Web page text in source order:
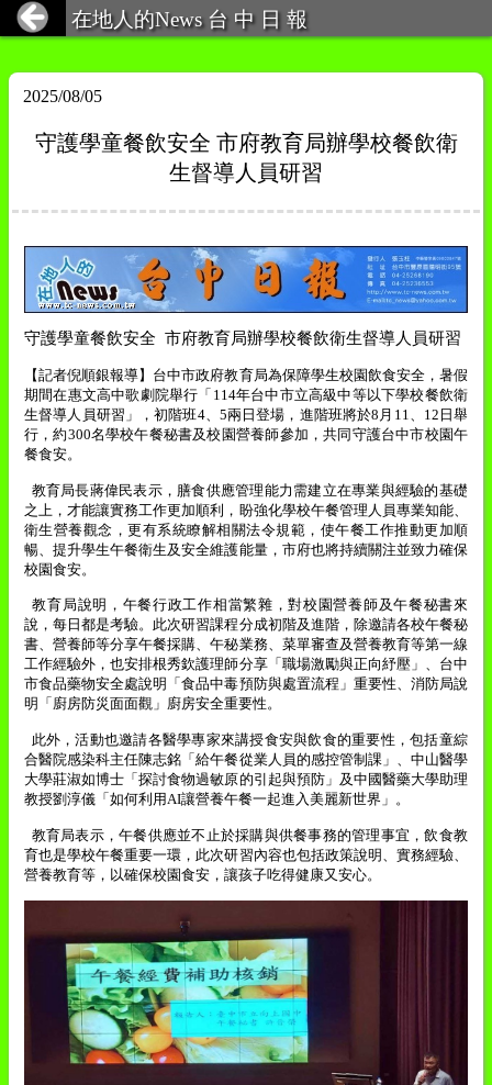
在地人的News 台 中 日 報
2025/08/05
守護學童餐飲安全 市府教育局辦學校餐飲衛
生督導人員研習
守護學童餐飲安全 市府教育局辦學校餐飲衛生督導人員研習
【記者倪順銀報導】台中市政府教育局為保障學生校園飲食安全，暑假
期間在惠文高中歌劇院舉行「 114年台中市立高級中等以下學校餐飲衛
生督導人員研習」，初階班4、 5兩日登場，進階班將於8 月 11 12 日舉
行，約300名學校午餐秘書及校園營養師參加，共同守護台中市校園午
餐食安。
教育局長蔣偉民表示，膳食供應管理能力需建立在專業與經驗的基礎
之上，才能讓實務工作更加順利，盼強化學校午餐管理人員專業知能、
衛生營養觀念，更有系統瞭解相關法令規範，使午餐工作推動更加順
暢、提升學生午餐衛生及安全維護能量，市府也將持續關注並致力確保
校園食安。
教育局說明，午餐行政工作相當繁雜，對校園營養師及午餐秘書來
說，每日都是考驗。此次研習課程分成初階及進階，除邀請各校午餐秘
書、營養師等分享午餐採購、午秘業務、菜單審查及營養教育等第一線
工作經驗外，也安排根秀欽護理師分享「職場激勵與正向紓壓」、台中
市食品藥物安全處說明「食品中毒預防與處置流程」重要性、消防局說
明「廚房防災面面觀」廚房安全重要性。
此外，活動也邀請各醫學專家來講授食安與飲食的重要性，包括童綜
合醫院感染科主任陳志銘「給午餐從業人員的感控管制課」、中山醫學
大學莊淑如博士「探討食物過敏原的引起與預防」及中國醫藥大學助理
教授劉淳儀「如何利用 AI讓營養午餐一起進入美麗新世界」。
教育局表示，午餐供應並不止於採購與供餐事務的管理事宜，飲食教
育也是學校午餐重要一環，此次研習內容也包括政策說明、實務經驗、
營養教育等，以確保校園食安，讓孩子吃得健康又安心。